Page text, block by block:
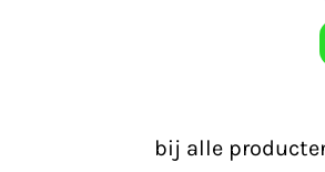
bij alle